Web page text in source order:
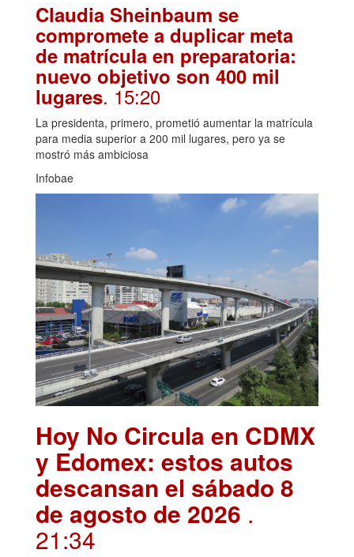
Claudia Sheinbaum se
compromete a duplicar meta
de matrícula en preparatoria:
nuevo objetivo son 400 mil
lugares. 15:20
La presidenta, primero, prometió aumentar la matrícula
para media superior a 200 mil lugares, pero ya se
mostró más ambiciosa
Infobae
Hoy No Circula en CDMX
y Edomex: estos autos
descansan el sábado 8
de agosto de 2026 .
21:34